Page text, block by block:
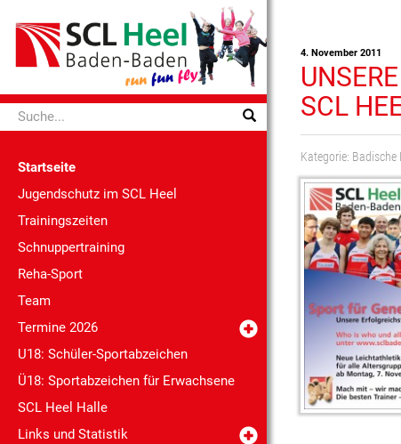
Startseite
Jugendschutz im SCL Heel
Trainingszeiten
Schnuppertraining
Reha-Sport
Team
Termine 2026
U18: Schüler-Sportabzeichen
Ü18: Sportabzeichen für Erwachsene
SCL Heel Halle
Links und Statistik
4. November 2011
SCL
Kategorie: Badische